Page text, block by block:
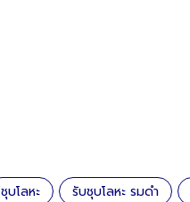
ชุบโลหะ รับชุบโลหะ รมดำ